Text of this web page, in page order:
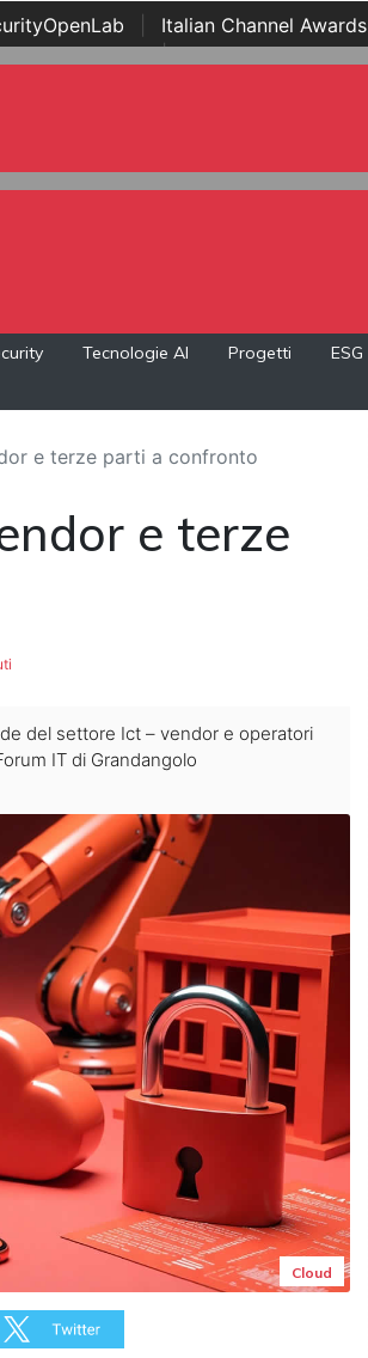
Italian Channel Awards
Awards | ...
Tecnologie AI Progetti ESG
e terze parti a confronto
e terze
del settore Ict – vendor e operatori
IT di Grandangolo
Cloud